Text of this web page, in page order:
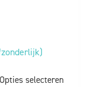
Opties selecteren